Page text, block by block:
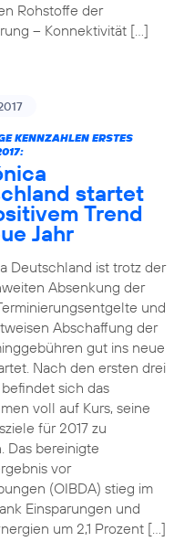
Rohstoffe der
– Konnektivität […]
KENNZAHLEN ERSTES
startet
Trend
Jahr
Deutschland ist trotz der
Absenkung der
und
Abschaffung der
gut ins neue
Nach den ersten drei
sich das
voll auf Kurs, seine
für 2017 zu
Das bereinigte
vor
(OIBDA) stieg im
Einsparungen und
um 2,1 Prozent […]